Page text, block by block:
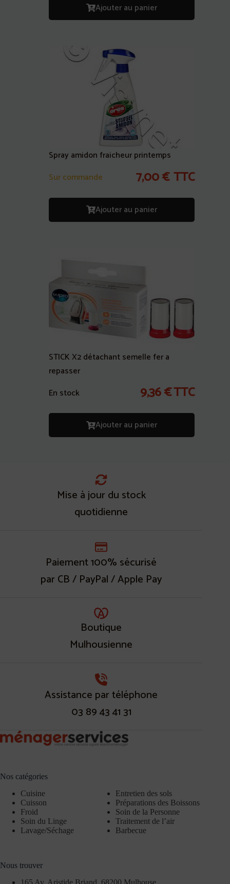
Ajouter au panier
Spray amidon fraicheur printemps
Sur commande
7,00€ TTC
Ajouter au panier
STICK X2 détachant semelle fer a
repasser
En stock
9,36€TTC
Ajouter au panier
Mise à jour du stock
quotidienne
Paiement 100% sécurisé
par CB / PayPal / Apple Pay
Boutique
Mulhousienne
Assistance par téléphone
03 89 43 41 31
Nos catégories
Cuisine
Cuisson
Froid
Soin du Linge
Lavage/Séchage
Entretien des sols
Préparations des Boissons
Soin de la Personne
Traitement de l’air
Barbecue
Nous trouver
165 Av. Aristide Briand, 68200 Mulhouse